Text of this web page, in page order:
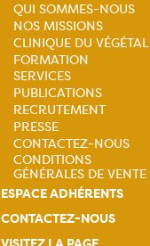
Navigation
principale
QUI SOMMES-NOUS
NOS MISSIONS
CLINIQUE DU VÉGÉTAL
FORMATION
SERVICES
PUBLICATIONS
RECRUTEMENT
PRESSE
CONTACTEZ-NOUS
CONDITIONS
GÉNÉRALES DE VENTE
ESPACE ADHÉRENTS
CONTACTEZ-NOUS